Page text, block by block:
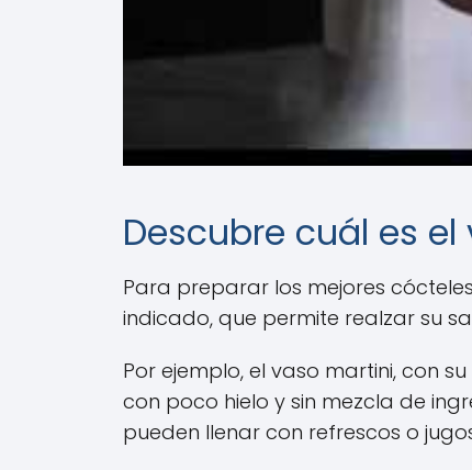
Descubre cuál es
Para preparar los mejores
indicado, que permite realzar su
Por ejemplo, el vaso martini, con
con poco hielo y sin mezcla de
pueden llenar con refrescos o